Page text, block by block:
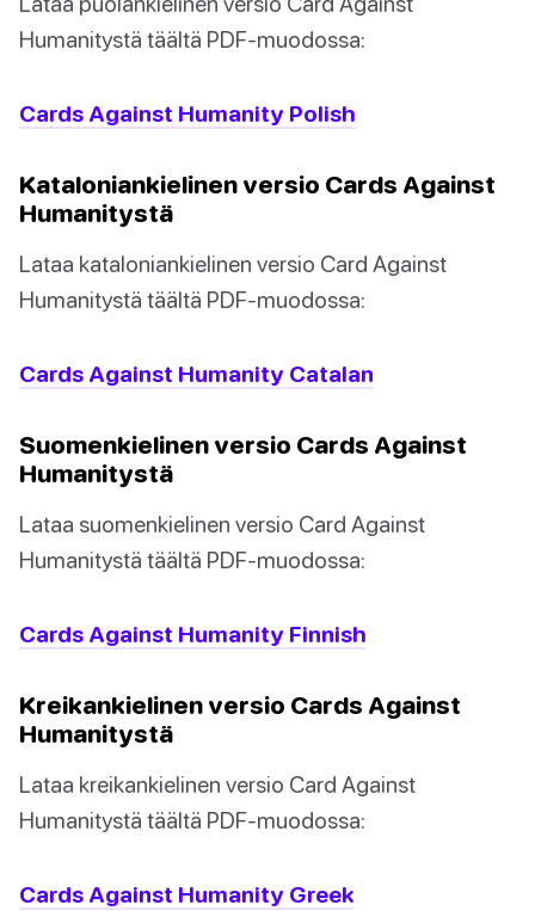
Humanitystä täältä PDF-muodossa:
Cards Against Humanity Polish
Kataloniankielinen versio Cards Against
Humanitystä
Lataa kataloniankielinen versio Card Against
Humanitystä täältä PDF-muodossa:
Cards Against Humanity Catalan
Suomenkielinen versio Cards Against
Humanitystä
Lataa suomenkielinen versio Card Against
Humanitystä täältä PDF-muodossa:
Cards Against Humanity Finnish
Kreikankielinen versio Cards Against
Humanitystä
Lataa kreikankielinen versio Card Against
Humanitystä täältä PDF-muodossa:
Cards Against Humanity Greek